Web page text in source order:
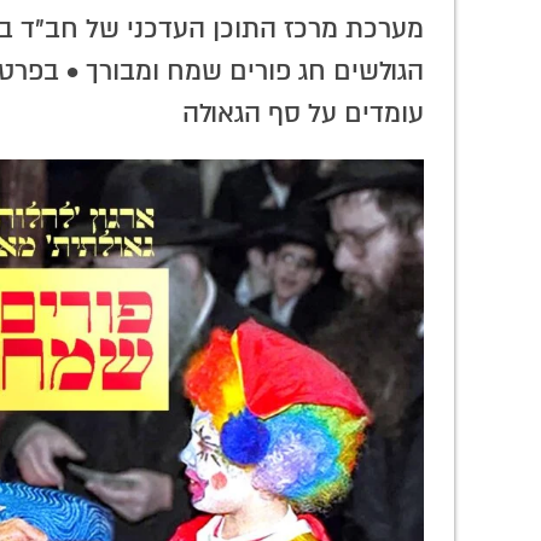
מערכת מרכז התוכן העדכני של
הגולשים חג פורים שמח ומבורך •
עומדים על סף הגאולה
משיח נוגע לכולם: נאומו הכאוב של
קרינסקי בתשנ"ג • האזינו
האתגר האמיתי זה
לשייך את עצמי:
גיליון ערכי ואיכותי
להורדה
חשיפה בקרוב:
תוכנית וידאו
בלעדית על המשפיע
ר' שלמה חיים
קסלמן
הרבי